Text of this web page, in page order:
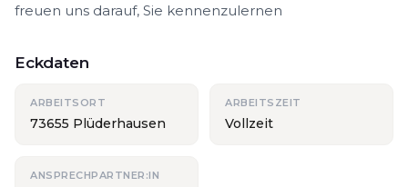
freuen uns darauf, Sie kennenzulernen
Eckdaten
ARBEITSORT
73655 Plüderhausen
ARBEITSZEIT
Vollzeit
ANSPRECHPARTNER:IN